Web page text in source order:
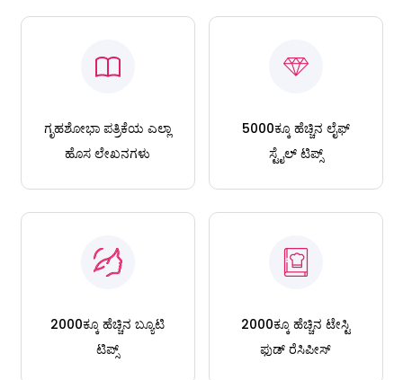
ಗೃಹಶೋಭಾ ಪತ್ರಿಕೆಯ ಎಲ್ಲಾ
ಹೊಸ ಲೇಖನಗಳು
5000ಕ್ಕೂ ಹೆಚ್ಚಿನ ಲೈಫ್
ಸ್ಟೈಲ್ ಟಿಪ್ಸ್
2000ಕ್ಕೂ ಹೆಚ್ಚಿನ ಬ್ಯೂಟಿ
ಟಿಪ್ಸ್
2000ಕ್ಕೂ ಹೆಚ್ಚಿನ ಟೇಸ್ಟಿ
ಫುಡ್ ರೆಸಿಪೀಸ್